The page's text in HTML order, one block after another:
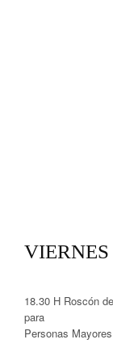
18.30 H Roscón
para
Personas